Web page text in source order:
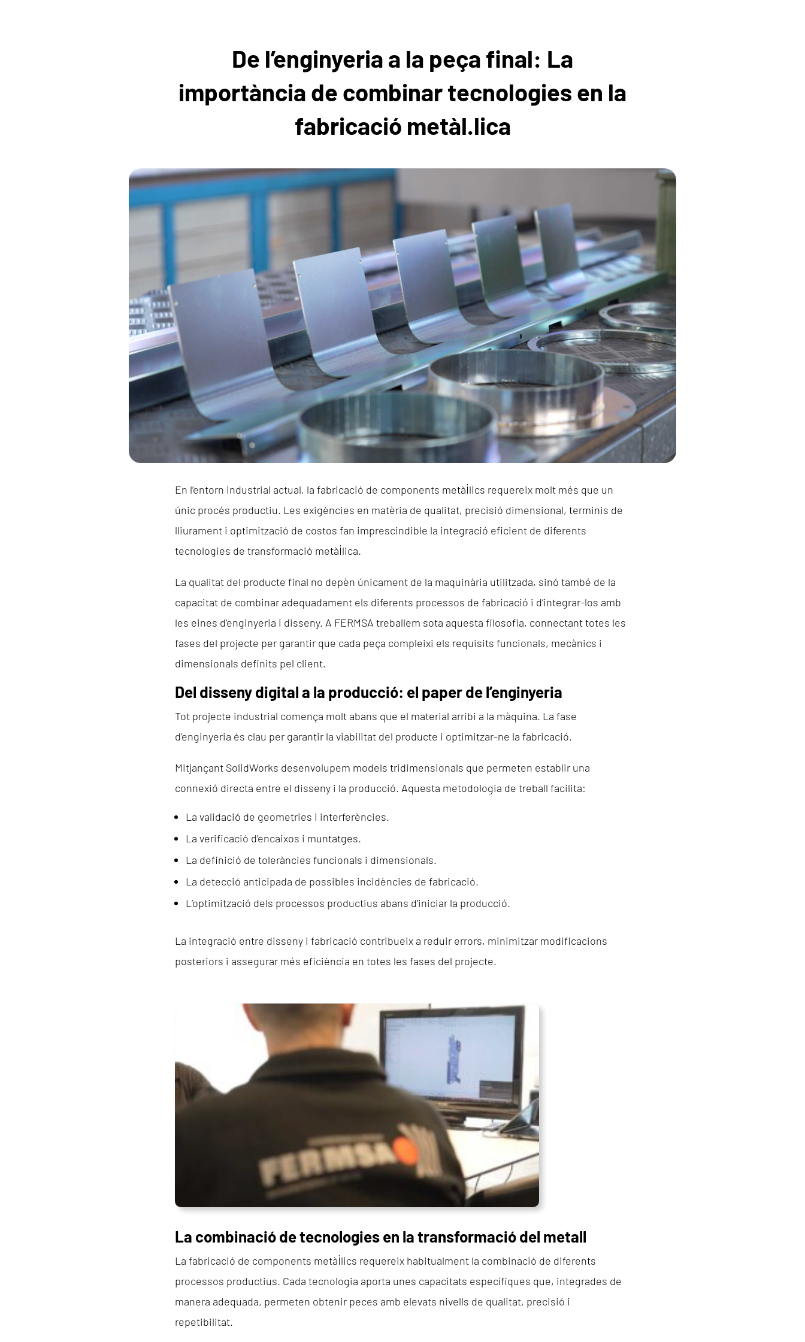
De l’enginyeria a la peça final: La
importància de combinar tecnologies en la
fabricació metàl.lica
En l’entorn industrial actual, la fabricació de components metàl·lics requereix molt més que un
únic procés productiu. Les exigències en matèria de qualitat, precisió dimensional, terminis de
lliurament i optimització de costos fan imprescindible la integració eficient de diferents
tecnologies de transformació metàl·lica.
La qualitat del producte final no depèn únicament de la maquinària utilitzada, sinó també de la
capacitat de combinar adequadament els diferents processos de fabricació i d’integrar-los amb
les eines d’enginyeria i disseny. A FERMSA treballem sota aquesta filosofia, connectant totes les
fases del projecte per garantir que cada peça compleixi els requisits funcionals, mecànics i
dimensionals definits pel client.
Del disseny digital a la producció: el paper de l’enginyeria
Tot projecte industrial comença molt abans que el material arribi a la màquina. La fase
d’enginyeria és clau per garantir la viabilitat del producte i optimitzar-ne la fabricació.
Mitjançant SolidWorks desenvolupem models tridimensionals que permeten establir una
connexió directa entre el disseny i la producció. Aquesta metodologia de treball facilita:
La validació de geometries i interferències.
La verificació d’encaixos i muntatges.
La definició de toleràncies funcionals i dimensionals.
La detecció anticipada de possibles incidències de fabricació.
L’optimització dels processos productius abans d’iniciar la producció.
La integració entre disseny i fabricació contribueix a reduir errors, minimitzar modificacions
posteriors i assegurar més eficiència en totes les fases del projecte.
La combinació de tecnologies en la transformació del metall
La fabricació de components metàl·lics requereix habitualment la combinació de diferents
processos productius. Cada tecnologia aporta unes capacitats específiques que, integrades de
manera adequada, permeten obtenir peces amb elevats nivells de qualitat, precisió i
repetibilitat.